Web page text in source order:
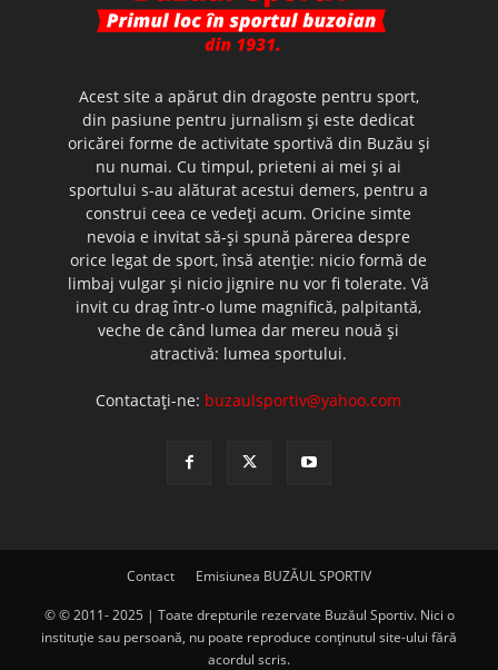
Acest site a apărut din dragoste pentru sport,
din pasiune pentru jurnalism şi este dedicat
oricărei forme de activitate sportivă din Buzău şi
nu numai. Cu timpul, prieteni ai mei şi ai
sportului s-au alăturat acestui demers, pentru a
construi ceea ce vedeţi acum. Oricine simte
nevoia e invitat să-şi spună părerea despre
orice legat de sport, însă atenţie: nicio formă de
limbaj vulgar şi nicio jignire nu vor fi tolerate. Vă
invit cu drag într-o lume magnifică, palpitantă,
veche de când lumea dar mereu nouă şi
atractivă: lumea sportului.
Contactați-ne: buzaulsportiv@yahoo.com
Contact Emisiunea BUZĂUL SPORTIV
© © 2011- 2025 | Toate drepturile rezervate Buzăul Sportiv. Nici o
instituţie sau persoană, nu poate reproduce conţinutul site-ului fără
acordul scris.